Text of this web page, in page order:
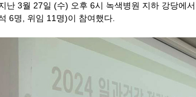
난 3월 27일 (수) 오후 6시 녹색병원 지하 강당에
6명, 위임 11명)이 참여했다.